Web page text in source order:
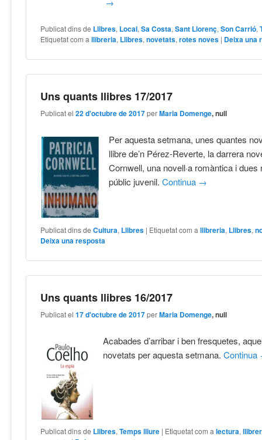
Publicat dins de Llibres, Local,Sa Costa,Sant Llorenç,Son Carrió,
Etiquetat com a llibreria, Llibres,novetats,rotes noves | Deixa una
Uns quants llibres 17/2017
Publicat el22 d'octubre de 2017 perMaria Domenge, null
Per aquesta setmana, unes quantes
llibre de’n Pérez-Reverte, la darrera
Cornwell, una novell·a romàntica i dues
públic juvenil.Continua →
Publicat dins de Cultura, Llibres | Etiquetat com a llibreria, Llibres,
Deixa una resposta
Uns quants llibres 16/2017
Publicat el17 d'octubre de 2017 perMaria Domenge, null
Acabades d’arribar i ben fresquetes,
novetats per aquesta setmana.Continua
Publicat dins de Llibres,Temps lliure | Etiquetat com a lectura,